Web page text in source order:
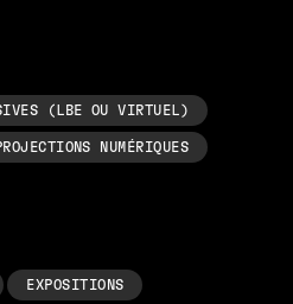
(LBE OU VIRTUEL)
NUMÉRIQUES
EXPOSITIONS